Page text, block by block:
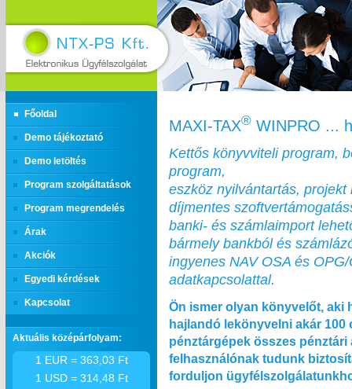
Főoldal
Demo tájékoztató
Demo letöltés
Program szolgáltatások
Program megrendelés
Árak
Akciók
Egyedi kérdések
Kapcsolat
MAXI‑TAX® WINPRO ...
Kettős könyvviteli program,
program,
eszköz nyilvántartás, projekt
díjmentes
banki- és számlaimport
bármely bankból és
ingyenes NAV OSA és
adatkapcsolattal.
Ön ismer olyan könyvelőt, aki
hajlandó lekönyvelni akár 100
pénztárgépek összes pénztári
felhasználónak tudunk
forduljon
Aktuális középárfolyam:
1 EUR = 363,03 Ft
1 USD = 314,48 Ft